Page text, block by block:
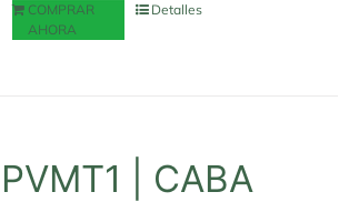
COMPRAR
AHORA
Detalles
PVMT1 | CABA